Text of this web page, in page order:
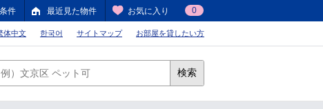
件 最近見た物件 お気に入り 0
体中文 한국어 サイトマップ お部屋を貸したい方
検索